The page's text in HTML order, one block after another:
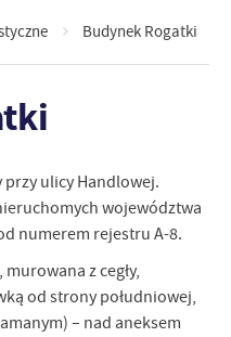
Budynek Rogatki
przy ulicy Handlowej.
województwa
numerem rejestru A-8.
z cegły,
od strony południowej,
– nad aneksem